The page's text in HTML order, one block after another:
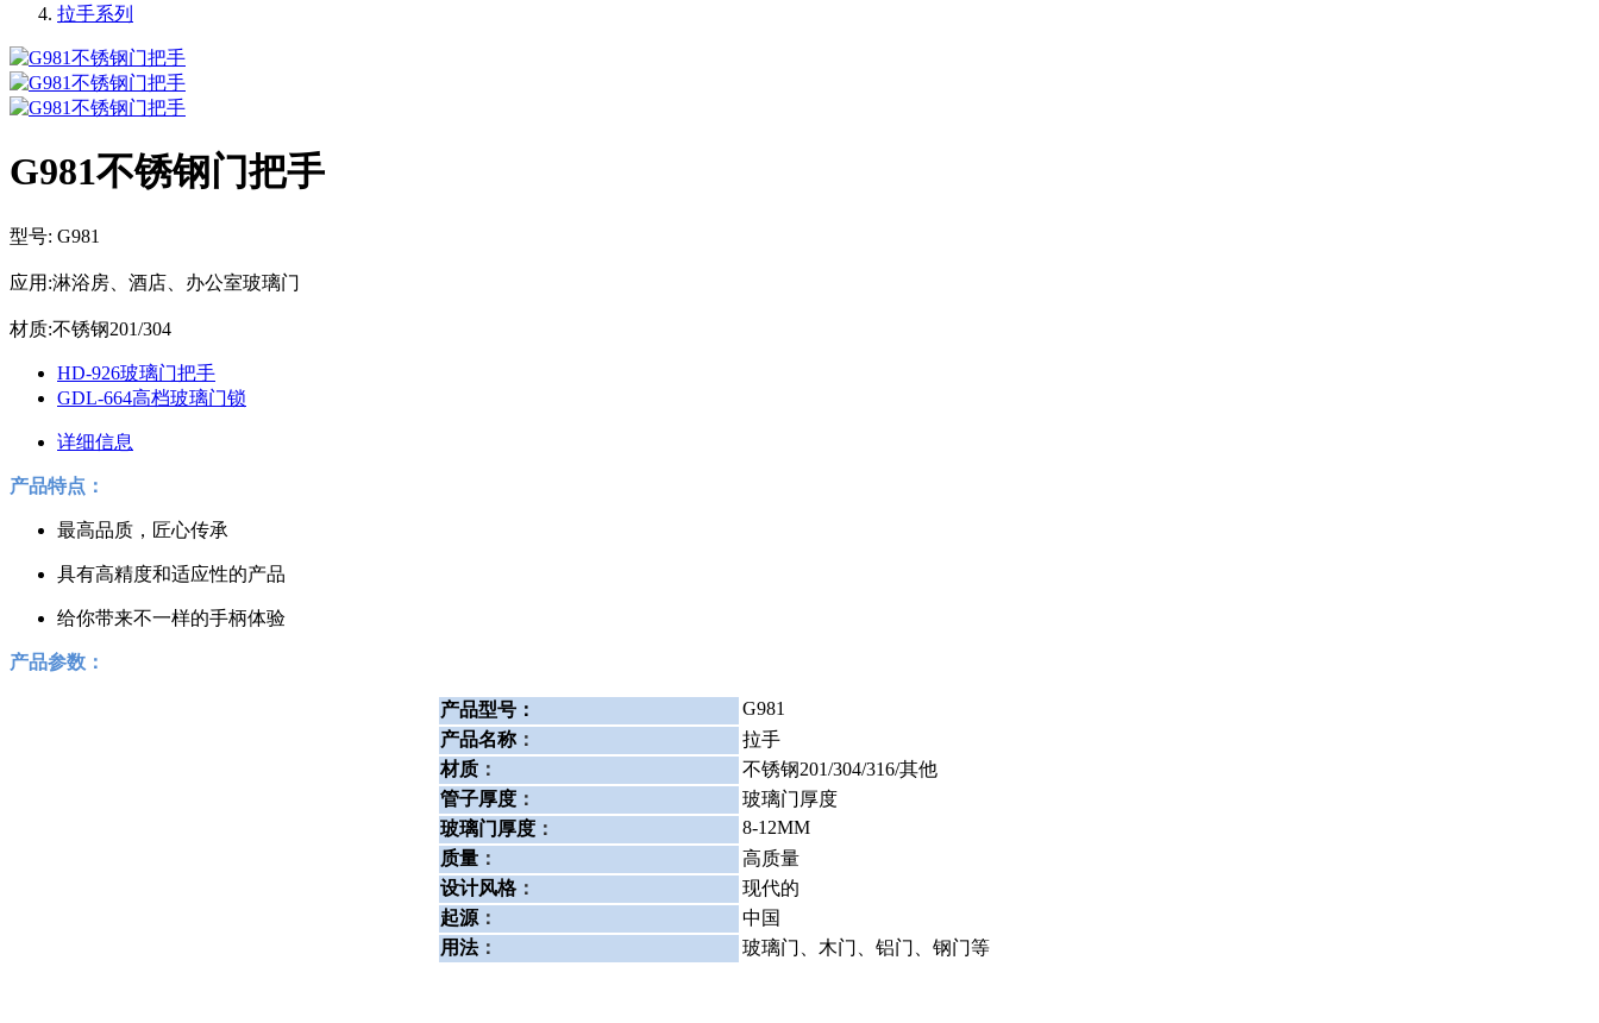
拉手系列
G981不锈钢门把手
型号: G981
应用:淋浴房、酒店、办公室玻璃门
材质:不锈钢201/304
HD-926玻璃门把手
GDL-664高档玻璃门锁
详细信息
产品特点：
最高品质，匠心传承
具有高精度和适应性的产品
给你带来不一样的手柄体验
产品参数：
产品型号：
G981
产品名称：
拉手
材质 ：
不锈钢201/304/316/其他
管子厚度 ：
玻璃门厚度
玻璃门厚度 ：
8-12MM
质量 ：
高质量
设计风格：
现代的
起源 ：
中国
用法： 玻璃门、木门、铝门、钢门等